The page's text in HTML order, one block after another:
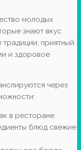
молодых
знают вкус
приятный
и здоровое
через
в ресторане.
блюд свежие